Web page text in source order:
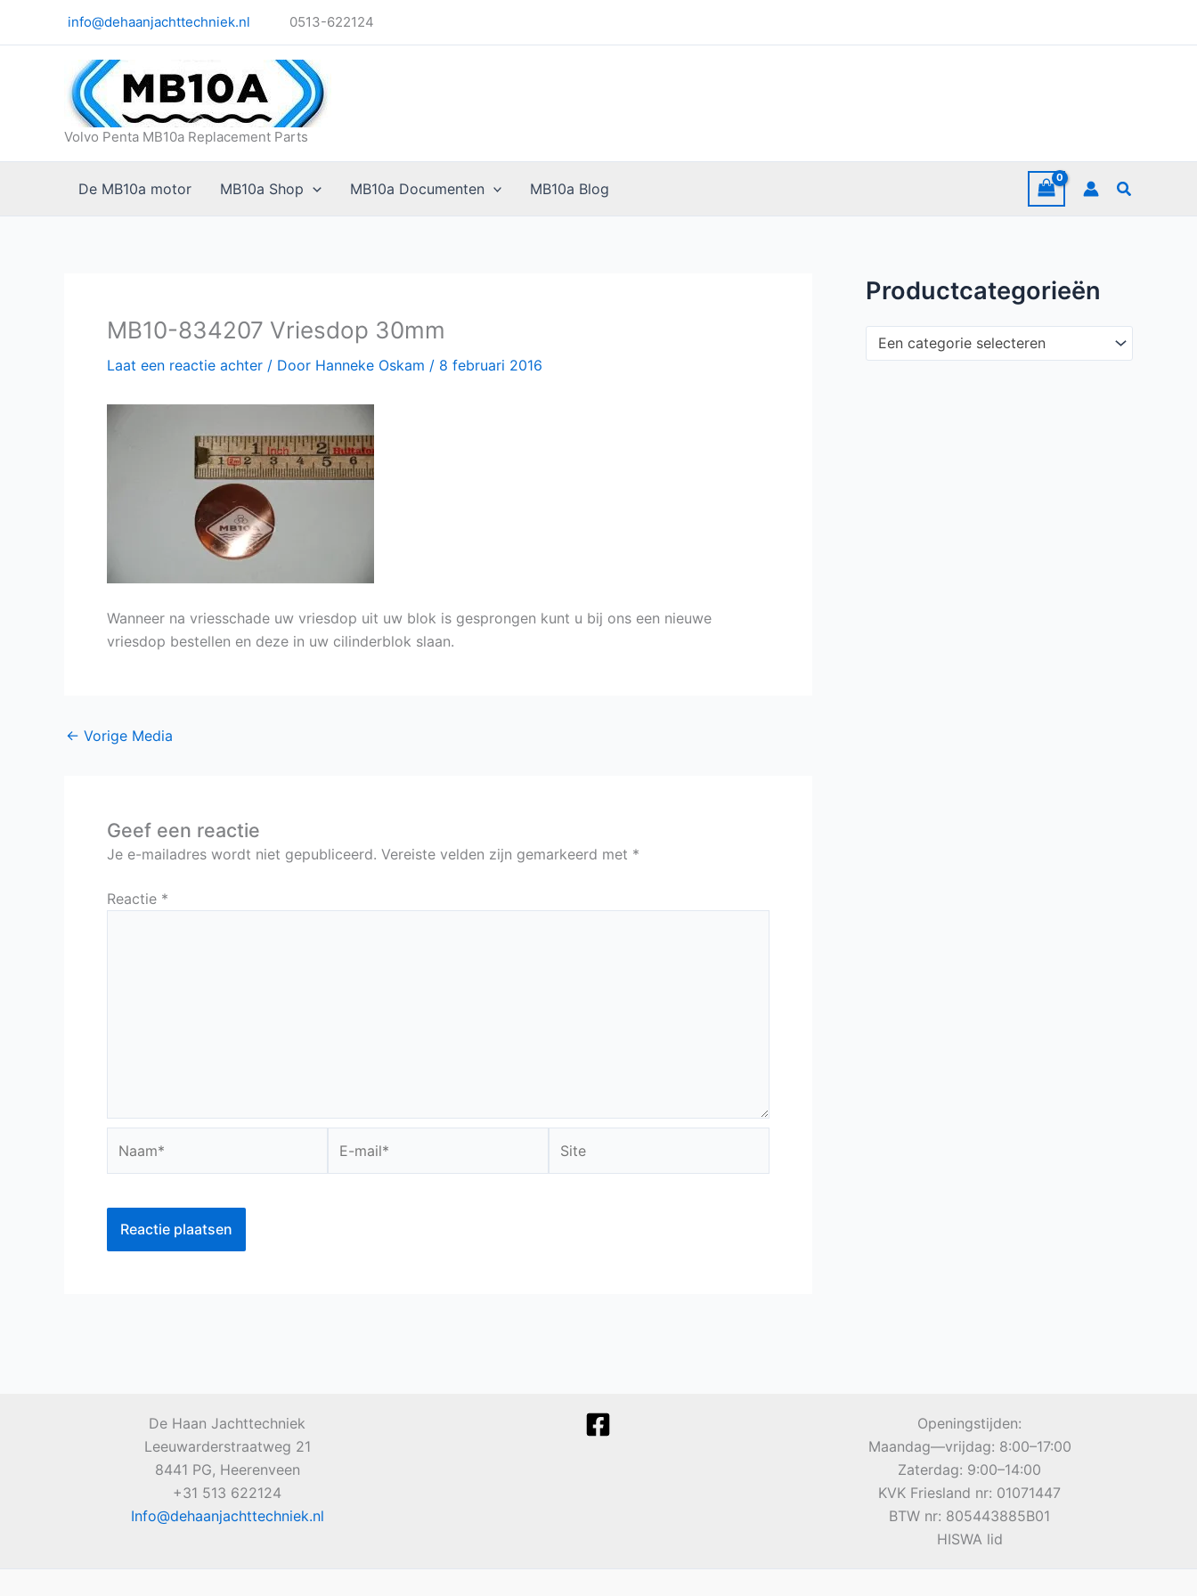
info@dehaanjachttechniek.nl 0513-622124
Volvo Penta MB10a Replacement Parts
De MB10a motor MB10a Shop MB10a Documenten MB10a Blog Zoeken
MB10-834207 Vriesdop 30mm
Laat een reactie achter / Door Hanneke Oskam / 8 februari 2016
Wanneer na vriesschade uw vriesdop uit uw blok is gesprongen kunt u bij ons een nieuwe
vriesdop bestellen en deze in uw cilinderblok slaan.
← Vorige Media
Geef een reactie
Je e-mailadres wordt niet gepubliceerd. Vereiste velden zijn gemarkeerd met *
Reactie *
mail*
Productcategorieën
Een categorie selecteren
De Haan Jachttechniek
Leeuwarderstraatweg 21
8441 PG, Heerenveen
+31 513 622124
Info@dehaanjachttechniek.nl
Openingstijden:
Maandag—vrijdag: 8:00–17:00
Zaterdag: 9:00–14:00
KVK Friesland nr: 01071447
BTW nr: 805443885B01
HISWA lid